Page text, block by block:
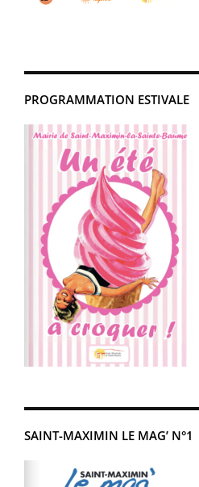
PROGRAMMATION ESTIVALE
SAINT-MAXIMIN LE MAG’ N°1